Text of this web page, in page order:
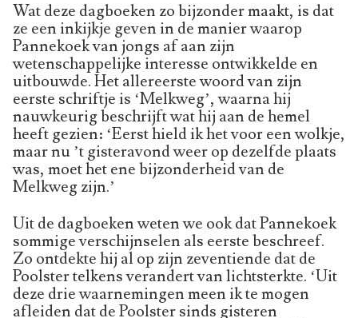
Wat deze dagboeken zo bijzonder maakt, is dat
ze een inkijkje geven in de manier waarop
Pannekoek van jongs af aan zijn
wetenschappelijke interesse ontwikkelde en
uitbouwde. Het allereerste woord van zijn
eerste schriftje is ‘Melkweg’, waarna hij
nauwkeurig beschrijft wat hij aan de hemel
heeft gezien: ‘Eerst hield ik het voor een wolkje,
maar nu ’t gisteravond weer op dezelfde plaats
was, moet het ene bijzonderheid van de
Melkweg zijn.’
Uit de dagboeken weten we ook dat Pannekoek
sommige verschijnselen als eerste beschreef.
Zo ontdekte hij al op zijn zeventiende dat de
Poolster telkens verandert van lichtsterkte. ‘Uit
deze drie waarnemingen meen ik te mogen
afleiden dat de Poolster sinds gisteren